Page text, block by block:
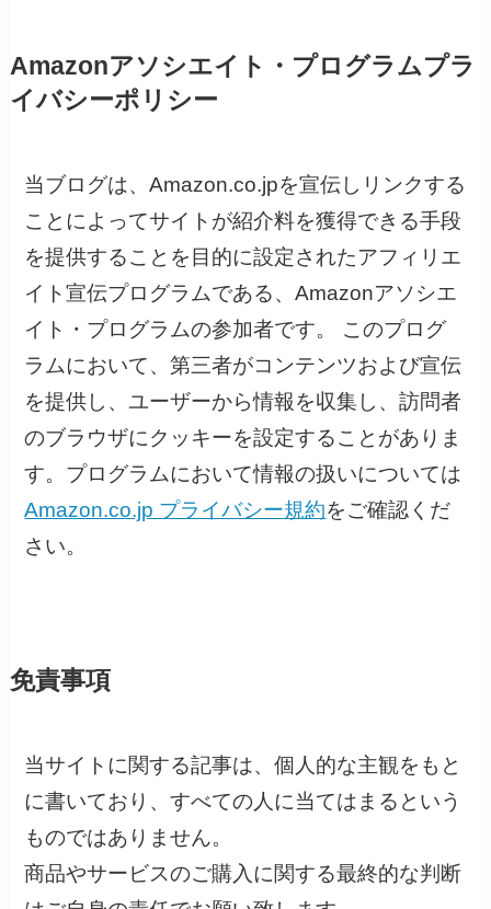
Amazonアソシエイト・プログラムプラ
イバシーポリシー
当ブログは、Amazon.co.jpを宣伝しリンクする
ことによってサイトが紹介料を獲得できる手段
を提供することを目的に設定されたアフィリエ
イト宣伝プログラムである、Amazonアソシエ
イト・プログラムの参加者です。 このプログ
ラムにおいて、第三者がコンテンツおよび宣伝
を提供し、ユーザーから情報を収集し、訪問者
のブラウザにクッキーを設定することがありま
す。プログラムにおいて情報の扱いについては
Amazon.co.jp プライバシー規約をご確認くだ
さい。
免責事項
当サイトに関する記事は、個人的な主観をもと
に書いており、すべての人に当てはまるという
ものではありません。
商品やサービスのご購入に関する最終的な判断